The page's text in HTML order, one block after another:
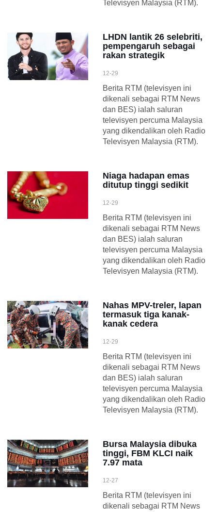
Televisyen Malaysia (RTM).
LHDN lantik 26 selebriti,
pempengaruh sebagai
rakan strategik
12-29
Berita RTM (televisyen ini
dikenali sebagai RTM News
dan BES) ialah saluran
televisyen percuma Malaysia
yang dikendalikan oleh Radio
Televisyen Malaysia (RTM).
Niaga hadapan emas
ditutup tinggi sedikit
12-29
Berita RTM (televisyen ini
dikenali sebagai RTM News
dan BES) ialah saluran
televisyen percuma Malaysia
yang dikendalikan oleh Radio
Televisyen Malaysia (RTM).
Nahas MPV-treler, lapan
termasuk tiga kanak-
kanak cedera
12-29
Berita RTM (televisyen ini
dikenali sebagai RTM News
dan BES) ialah saluran
televisyen percuma Malaysia
yang dikendalikan oleh Radio
Televisyen Malaysia (RTM).
Bursa Malaysia dibuka
tinggi, FBM KLCI naik
7.97 mata
12-27
Berita RTM (televisyen ini
dikenali sebagai RTM News